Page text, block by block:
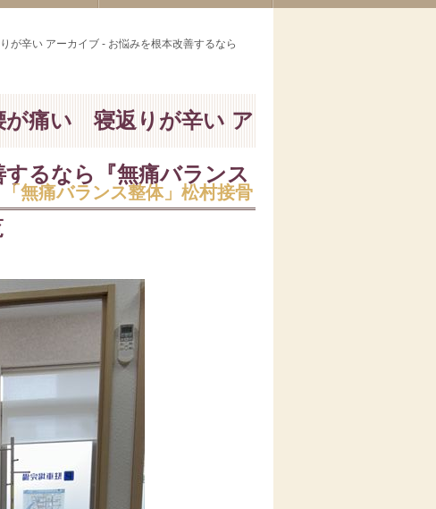
辛い アーカイブ - お悩みを根本改善するなら
痛い 寝返りが辛い ア
るなら『無痛バランス
無痛バランス整体」松村接骨